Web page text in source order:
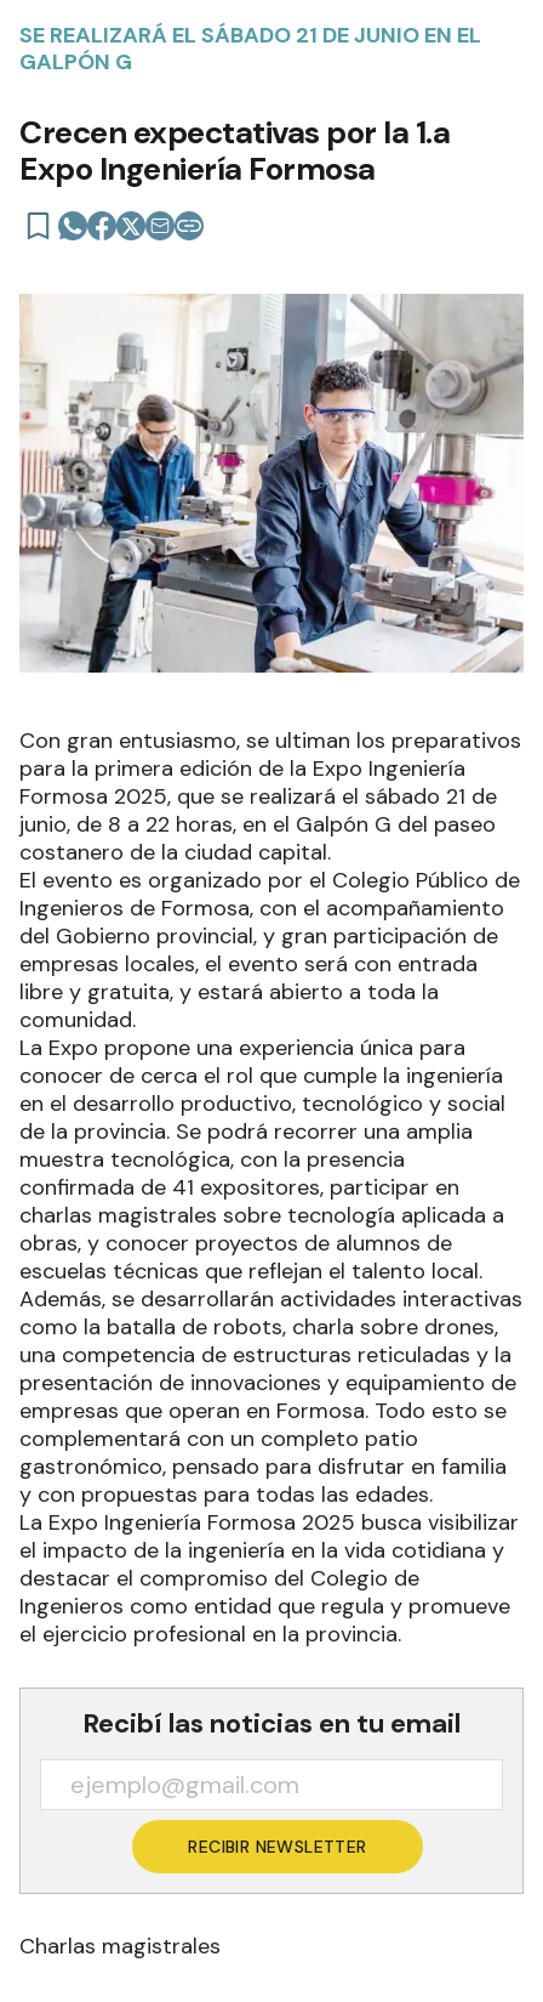
SE REALIZARÁ EL SÁBADO 21 DE JUNIO EN EL
GALPÓN G
Crecen expectativas por la 1.a
Expo Ingeniería Formosa
Con gran entusiasmo, se ultiman los preparativos
para la primera edición de la Expo Ingeniería
Formosa 2025, que se realizará el sábado 21 de
junio, de 8 a 22 horas, en el Galpón G del paseo
costanero de la ciudad capital.
El evento es organizado por el Colegio Público de
Ingenieros de Formosa, con el acompañamiento
del Gobierno provincial, y gran participación de
empresas locales, el evento será con entrada
libre y gratuita, y estará abierto a toda la
comunidad.
La Expo propone una experiencia única para
conocer de cerca el rol que cumple la ingeniería
en el desarrollo productivo, tecnológico y social
de la provincia. Se podrá recorrer una amplia
muestra tecnológica, con la presencia
confirmada de 41 expositores, participar en
charlas magistrales sobre tecnología aplicada a
obras, y conocer proyectos de alumnos de
escuelas técnicas que reflejan el talento local.
Además, se desarrollarán actividades interactivas
como la batalla de robots, charla sobre drones,
una competencia de estructuras reticuladas y la
presentación de innovaciones y equipamiento de
empresas que operan en Formosa. Todo esto se
complementará con un completo patio
gastronómico, pensado para disfrutar en familia
y con propuestas para todas las edades.
La Expo Ingeniería Formosa 2025 busca visibilizar
el impacto de la ingeniería en la vida cotidiana y
destacar el compromiso del Colegio de
Ingenieros como entidad que regula y promueve
el ejercicio profesional en la provincia.
Recibí las noticias en tu email
RECIBIR NEWSLETTER
Charlas magistrales